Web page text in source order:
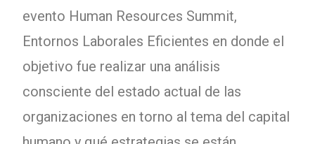
evento Human Resources Summit,
Entornos Laborales Eficientes en donde el
objetivo fue realizar una análisis
consciente del estado actual de las
organizaciones en torno al tema del capital